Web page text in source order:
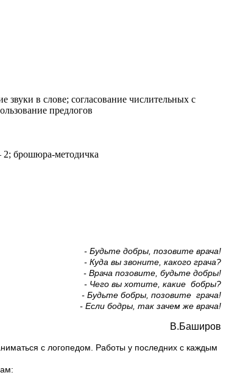
звуки в слове; согласование числительных с
предлогов
2; брошюра-методичка
- Будьте добры, позовите врача!
- Куда вы звоните, какого грача?
- Врача позовите, будьте добры!
- Чего вы хотите, какие бобры?
- Будьте бобры, позовите грача!
- Если бодры, так зачем же врача!
В.Баширов
с логопедом. Работы у последних с каждым